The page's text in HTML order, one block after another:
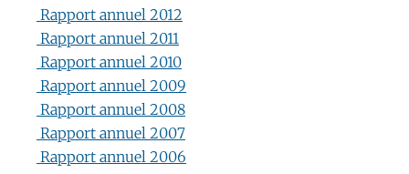
Rapport annuel 2012
Rapport annuel 2011
Rapport annuel 2010
Rapport annuel 2009
Rapport annuel 2008
Rapport annuel 2007
Rapport annuel 2006